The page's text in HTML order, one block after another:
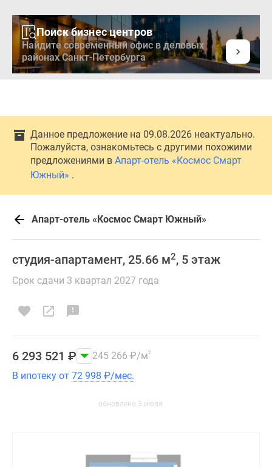
Поиск бизнес центров
Найдите современный офис в деловых
районах Санкт-Петербурга
Данное предложение на 09.08.2026 неактуально.
Пожалуйста, ознакомьтесь с другими похожими
предложениями в Апарт-отель «Космос Смарт
Южный» .
Апарт-отель «Космос Смарт Южный»
студия-апартамент, 25.66 м2, 5 этаж
Срок сдачи 3 квартал 2027 года
6 293 521 ₽ 245 266 ₽/м2
В ипотеку от 72 998 ₽/мес.
обновлено 3 июля